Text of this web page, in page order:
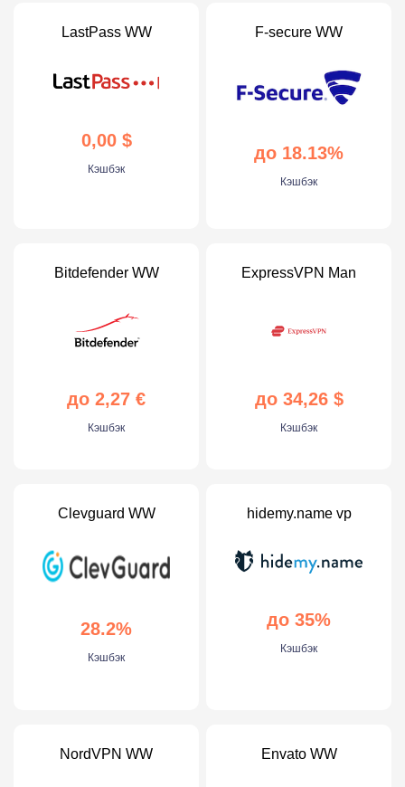
LastPass WW
0,00 $
Кэшбэк
F-secure WW
до 18.13%
Кэшбэк
Bitdefender WW
до 2,27 €
Кэшбэк
ExpressVPN Man
до 34,26 $
Кэшбэк
Clevguard WW
28.2%
Кэшбэк
hidemy.name vp
до 35%
Кэшбэк
NordVPN WW Envato WW